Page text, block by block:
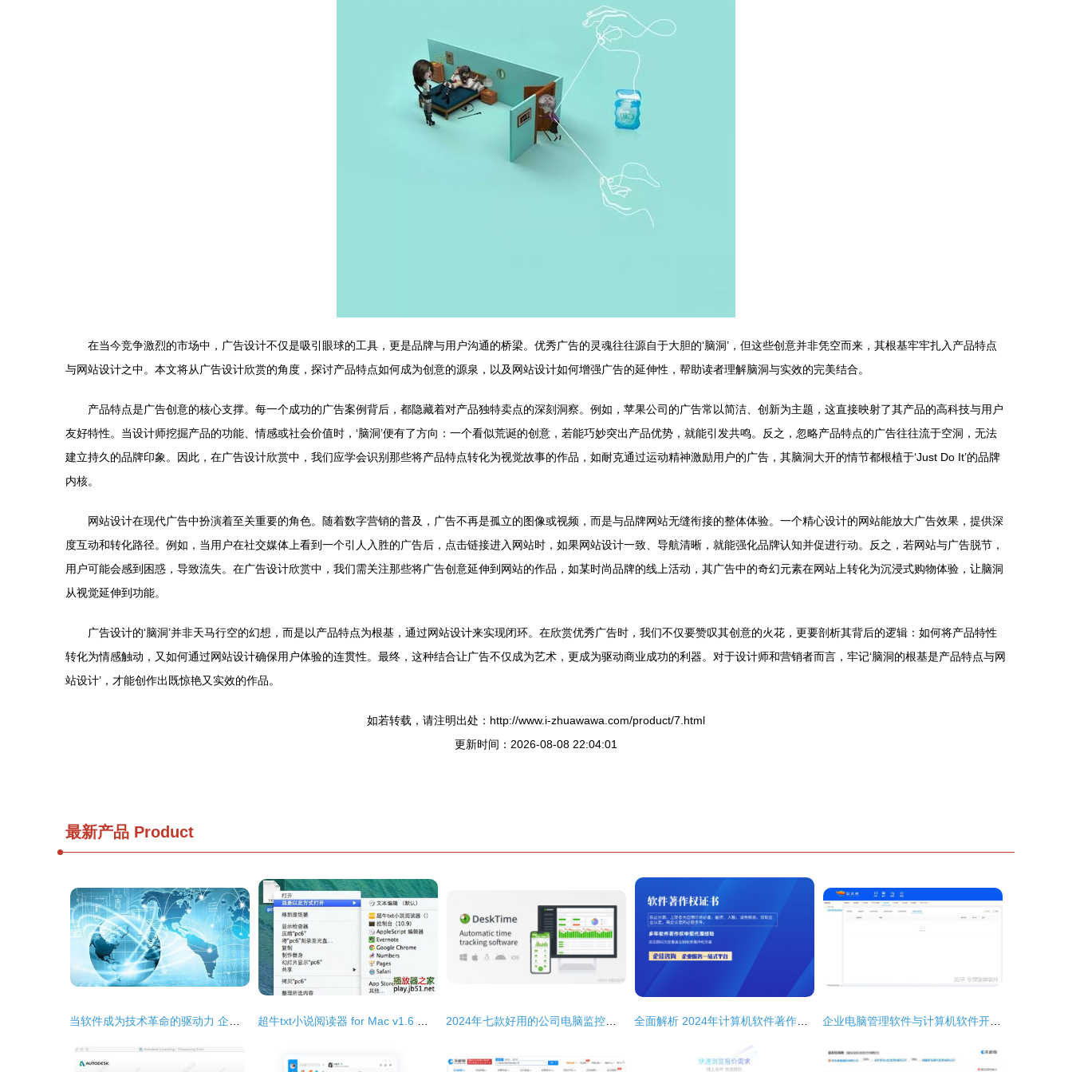
在当今竞争激烈的市场中，广告设计不仅是吸引眼球的工具，更是品牌与用户沟通的桥梁。优秀广告的灵魂往往源自于大胆的‘脑洞’，但这些创意并非凭空而来，其根基牢牢扎入产品特点
与网站设计之中。本文将从广告设计欣赏的角度，探讨产品特点如何成为创意的源泉，以及网站设计如何增强广告的延伸性，帮助读者理解脑洞与实效的完美结合。
产品特点是广告创意的核心支撑。每一个成功的广告案例背后，都隐藏着对产品独特卖点的深刻洞察。例如，苹果公司的广告常以简洁、创新为主题，这直接映射了其产品的高科技与用户
友好特性。当设计师挖掘产品的功能、情感或社会价值时，‘脑洞’便有了方向：一个看似荒诞的创意，若能巧妙突出产品优势，就能引发共鸣。反之，忽略产品特点的广告往往流于空洞，无法
建立持久的品牌印象。因此，在广告设计欣赏中，我们应学会识别那些将产品特点转化为视觉故事的作品，如耐克通过运动精神激励用户的广告，其脑洞大开的情节都根植于‘Just Do It’的品牌
内核。
网站设计在现代广告中扮演着至关重要的角色。随着数字营销的普及，广告不再是孤立的图像或视频，而是与品牌网站无缝衔接的整体体验。一个精心设计的网站能放大广告效果，提供深
度互动和转化路径。例如，当用户在社交媒体上看到一个引人入胜的广告后，点击链接进入网站时，如果网站设计一致、导航清晰，就能强化品牌认知并促进行动。反之，若网站与广告脱节，
用户可能会感到困惑，导致流失。在广告设计欣赏中，我们需关注那些将广告创意延伸到网站的作品，如某时尚品牌的线上活动，其广告中的奇幻元素在网站上转化为沉浸式购物体验，让脑洞
从视觉延伸到功能。
广告设计的‘脑洞’并非天马行空的幻想，而是以产品特点为根基，通过网站设计来实现闭环。在欣赏优秀广告时，我们不仅要赞叹其创意的火花，更要剖析其背后的逻辑：如何将产品特性
转化为情感触动，又如何通过网站设计确保用户体验的连贯性。最终，这种结合让广告不仅成为艺术，更成为驱动商业成功的利器。对于设计师和营销者而言，牢记‘脑洞的根基是产品特点与网
站设计’，才能创作出既惊艳又实效的作品。
如若转载，请注明出处：http://www.i-zhuawawa.com/product/7.html
更新时间：2026-08-08 22:04:01
最新产品 Product